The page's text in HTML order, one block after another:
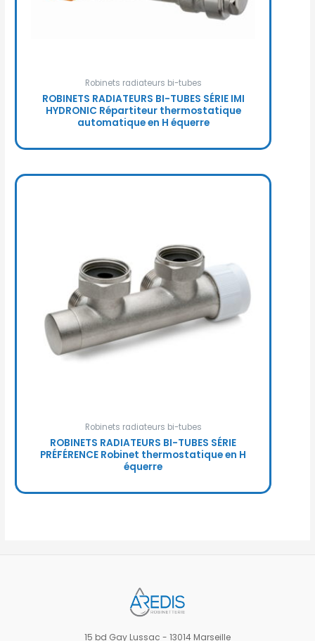
Robinets radiateurs bi-tubes
ROBINETS RADIATEURS BI-TUBES SÉRIE IMI
HYDRONIC Répartiteur thermostatique
automatique en H équerre
Robinets radiateurs bi-tubes
ROBINETS RADIATEURS BI-TUBES SÉRIE
PRÉFÉRENCE Robinet thermostatique en H
équerre
15 bd Gay Lussac - 13014 Marseille